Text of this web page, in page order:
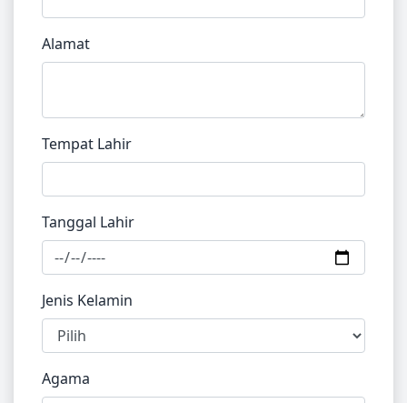
Alamat
Tempat Lahir
Tanggal Lahir
Jenis Kelamin
Agama